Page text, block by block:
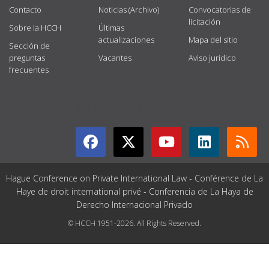
Contacto
Sobre la HCCH
Sección de
preguntas
frecuentes
Noticias (Archivo)
Últimas
actualizaciones
Vacantes
Convocatorias de
licitación
Mapa del sitio
Aviso jurídico
Hague Conference on Private International Law - Conférence de La
Haye de droit international privé - Conferencia de La Haya de
Derecho Internacional Privado
© HCCH 1951-2026. All Rights Reserved.